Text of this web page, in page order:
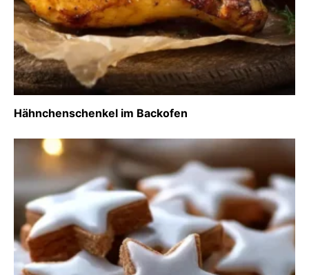
Hähnchenschenkel im Backofen